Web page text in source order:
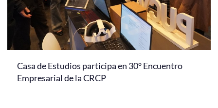
Casa de Estudios participa en 30° Encuentro
Empresarial de la CRCP